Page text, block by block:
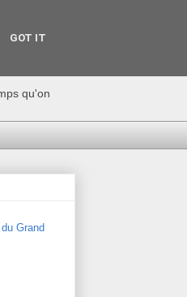
qu'on
Grand
GOT IT